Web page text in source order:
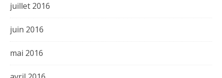
juillet 2016
juin 2016
mai 2016